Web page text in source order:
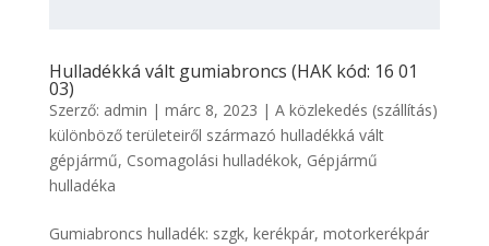
Hulladékká vált gumiabroncs (HAK kód: 16 01
03)
Szerző: admin | márc 8, 2023 | A közlekedés (szállítás)
különböző területeiről származó hulladékká vált
gépjármű, Csomagolási hulladékok, Gépjármű
hulladéka
Gumiabroncs hulladék: szgk, kerékpár, motorkerékpár